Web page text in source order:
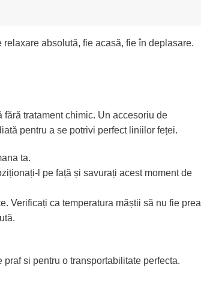
absolută, fie acasă, fie în deplasare.
tratament chimic. Un accesoriu de
pentru a se potrivi perfect liniilor feței.
ta.
l pe față și savurați acest moment de
Verificați ca temperatura măștii să nu fie prea
si pentru o transportabilitate perfecta.